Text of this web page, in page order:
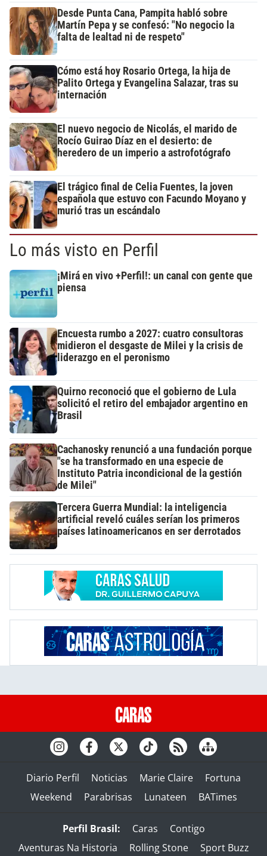
Desde Punta Cana, Pampita habló sobre
Martín Pepa y se confesó: "No negocio la
falta de lealtad ni de respeto"
Cómo está hoy Rosario Ortega, la hija de
Palito Ortega y Evangelina Salazar, tras su
internación
El nuevo negocio de Nicolás, el marido de
Rocío Guirao Díaz en el desierto: de
heredero de un imperio a astrofotógrafo
El trágico final de Celia Fuentes, la joven
española que estuvo con Facundo Moyano y
murió tras un escándalo
Lo más visto en Perfil
¡Mirá en vivo +Perfil!: un canal con gente que
piensa
Encuesta rumbo a 2027: cuatro consultoras
midieron el desgaste de Milei y la crisis de
liderazgo en el peronismo
Quirno reconoció que el gobierno de Lula
solicitó el retiro del embajador argentino en
Brasil
Cachanosky renunció a una fundación porque
"se ha transformado en una especie de
Instituto Patria incondicional de la gestión
de Milei"
Tercera Guerra Mundial: la inteligencia
artificial reveló cuáles serían los primeros
países latinoamericanos en ser derrotados
Diario Perfil Noticias Marie Claire
Fortuna
Weekend
Parabrisas Lunateen BATimes
Perfil Brasil: Caras
Contigo
Aventuras Na Historia
Rolling Stone Sport Buzz